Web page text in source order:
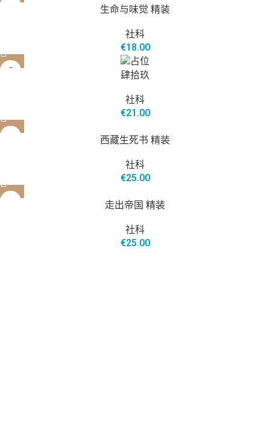
生命与味觉 精装
社科
€18.00
肆拾玖
社科
€21.00
西藏生死书 精装
社科
€25.00
走出帝国 精装
社科
€25.00